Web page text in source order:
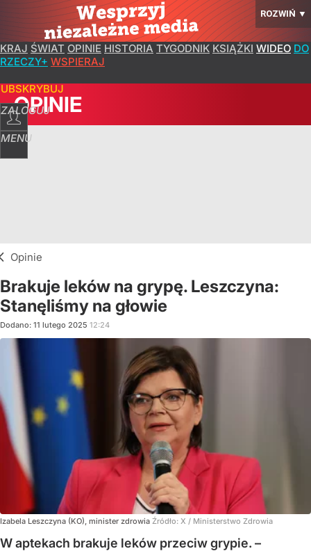
ROZWIŃ ▼
KRAJ ŚWIAT OPINIE HISTORIA TYGODNIK KSIĄŻKI WIDEO DO
RZECZY+ WSPIERAJ
ZALOGUJ
MENU
OPINIE
Opinie
Brakuje leków na grypę. Leszczyna:
Stanęliśmy na głowie
Dodano: 11 lutego 2025 12:24
Izabela Leszczyna (KO), minister zdrowia Źródło: X / Ministerstwo Zdrowia
W aptekach brakuje leków przeciw grypie. –